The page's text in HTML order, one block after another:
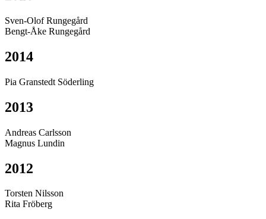
Sven-Olof Rungegård
Bengt-Åke Rungegård
2014
Pia Granstedt Söderling
2013
Andreas Carlsson
Magnus Lundin
2012
Torsten Nilsson
Rita Fröberg